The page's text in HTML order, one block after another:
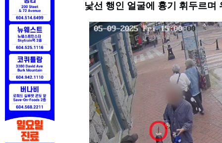
낯선 행인 얼굴에 흉기 휘두르며